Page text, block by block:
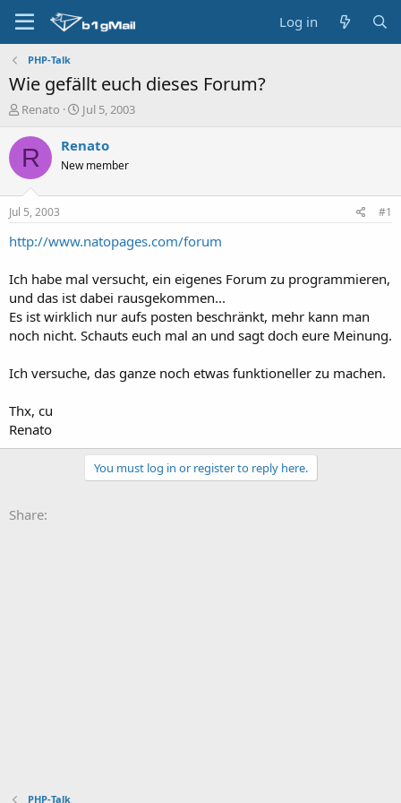
Log in
PHP-Talk
Wie gefällt euch dieses Forum?
T
r
e
a
s
t
a
e
r
Renato
S
a
t
e
Jul 5, 2003
R Renato
New member
Jul 5, 2003 #1
http://www.natopages.com/forum
Ich habe mal versucht, ein eigenes Forum zu programmieren,
und das ist dabei rausgekommen...
Es ist wirklich nur aufs posten beschränkt, mehr kann man
noch nicht. Schauts euch mal an und sagt doch eure Meinung.
Ich versuche, das ganze noch etwas funktioneller zu machen.
Thx, cu
Renato
You must log in or register to reply here.
Share:
PHP-Talk